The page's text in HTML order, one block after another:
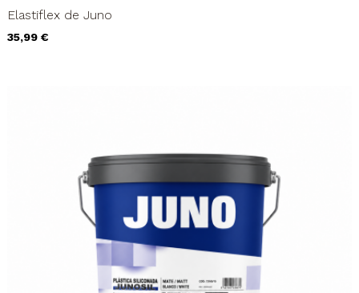
Elastiflex de Juno
Precio
35,99 €